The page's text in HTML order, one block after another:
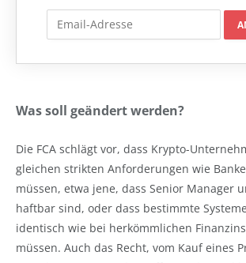
Was soll geändert werden?
Die FCA schlägt vor, dass Krypto-
gleichen strikten Anforderungen wie
müssen, etwa jene, dass Senior Manager
haftbar sind, oder dass bestimmte
identisch wie bei herkömmlichen
müssen. Auch das Recht, vom Kauf eines